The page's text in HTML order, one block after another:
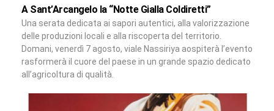
A Sant’Arcangelo la “Notte Gialla Coldiretti”
Una serata dedicata ai sapori autentici, alla valorizzazione
delle produzioni locali e alla riscoperta del territorio.
Domani, venerdì 7 agosto, viale Nassiriya aospiterà l’evento
rasformerà il cuore del paese in un grande spazio dedicato
all’agricoltura di qualità.